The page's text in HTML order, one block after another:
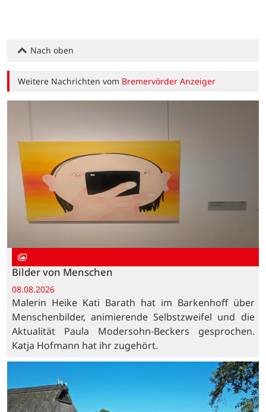
Nach oben
Weitere Nachrichten vom Bremervörder Anzeiger
Bilder von Menschen
08.08.2026
Malerin Heike Kati Barath hat im Barkenhoff über
Menschenbilder, animierende Selbstzweifel und die
Aktualität Paula Modersohn-Beckers gesprochen.
Katja Hofmann hat ihr zugehört.